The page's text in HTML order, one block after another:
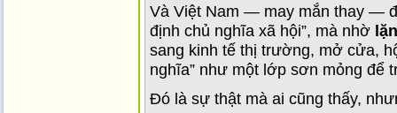
Và Việt Nam — may mắn thay —
định chủ nghĩa xã hội”, mà nhờ
sang kinh tế thị trường, mở cửa,
nghĩa” như một lớp sơn mỏng để
Đó là sự thật mà ai cũng thấy,